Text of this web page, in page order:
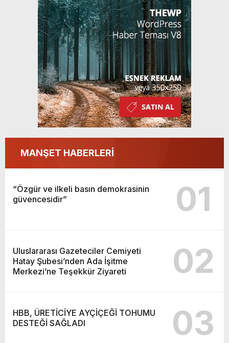
MANŞET HABERLERİ
“Özgür ve ilkeli basın demokrasinin
güvencesidir”
01
Uluslararası Gazeteciler Cemiyeti
Hatay Şubesi’nden Ada İşitme
Merkezi’ne Teşekkür Ziyareti
02
HBB, ÜRETİCİYE AYÇİÇEĞİ TOHUMU
DESTEĞİ SAĞLADI
03